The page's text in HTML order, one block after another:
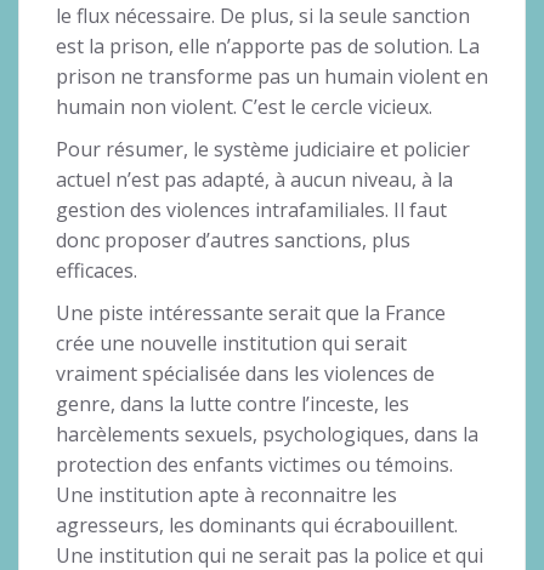
le flux nécessaire. De plus, si la seule sanction
est la prison, elle n’apporte pas de solution. La
prison ne transforme pas un humain violent en
humain non violent. C’est le cercle vicieux.
Pour résumer, le système judiciaire et policier
actuel n’est pas adapté, à aucun niveau, à la
gestion des violences intrafamiliales. Il faut
donc proposer d’autres sanctions, plus
efficaces.
Une piste intéressante serait que la France
crée une nouvelle institution qui serait
vraiment spécialisée dans les violences de
genre, dans la lutte contre l’inceste, les
harcèlements sexuels, psychologiques, dans la
protection des enfants victimes ou témoins.
Une institution apte à reconnaitre les
agresseurs, les dominants qui écrabouillent.
Une institution qui ne serait pas la police et qui